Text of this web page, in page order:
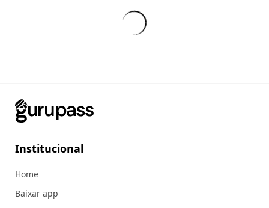
Institucional
Home
Baixar app